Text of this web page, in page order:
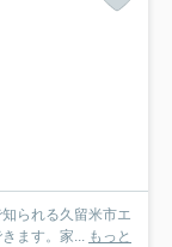
られる久留米市エ
ます。家... もっと